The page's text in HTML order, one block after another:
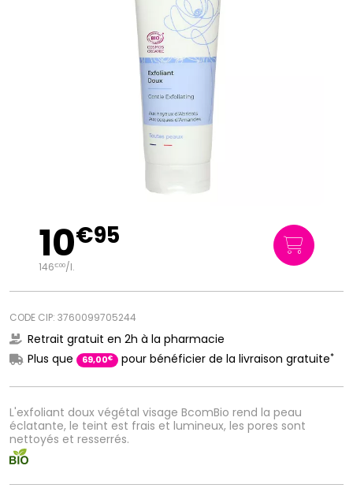
L'exfoliant doux végétal visage BcomBio rend la peau
éclatante, le teint est frais et lumineux, les pores sont
nettoyés et resserrés.
10€95
146€00/l.
CODE CIP: 3760099705244
Retrait gratuit en 2h à la pharmacie
Plus que
69,00€ pour bénéficier de la livraison gratuite*